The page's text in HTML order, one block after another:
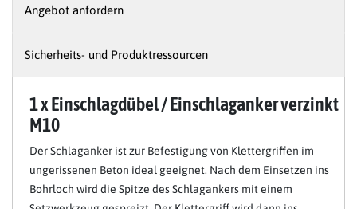
Angebot anfordern
Sicherheits- und Produktressourcen
1 x Einschlagdübel / Einschlaganker verzinkt
M10
Der Schlaganker ist zur Befestigung von Klettergriffen im
ungerissenen Beton ideal geeignet. Nach dem Einsetzen ins
Bohrloch wird die Spitze des Schlagankers mit einem